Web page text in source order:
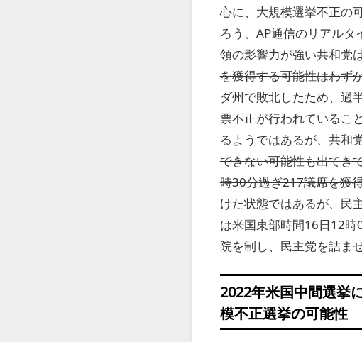
心に、大規模選挙不正の
ろう、AP通信のリアル
領の影響力が強い共和党
を獲得する可能性はわず
ダ州で敗北したため、過
票不正が行われているこ
るようではあるが、共和
できない可能性も出てき
時30分過ぎ217議席を獲
けた状態ではあるが、民
は米国東部時間16日12
院を制し、民主党を詰ませ
2022年米国中間選挙
模不正選挙の可能性